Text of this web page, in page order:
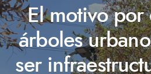
El motivo por
árboles
ser